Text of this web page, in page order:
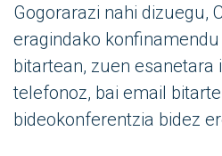
Gogorarazi nahi dizuegu,
eragindako
bitartean, zuen esanetara
telefonoz, bai email
bideokonferentzia bidez